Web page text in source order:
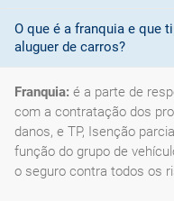
O que é a franquia e que
aluguer de carros?
Franquia: é a parte de
com a contratação dos
danos, e TP, Isenção
função do grupo de
o seguro contra todos os